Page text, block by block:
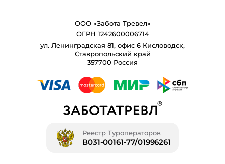
ООО «Забота Тревел»
ОГРН 1242600006714
ул. Ленинградская 81, офис 6 Кисловодск,
Ставропольский край
357700 Россия
Реестр Туроператоров
В031-00161-77/01996261